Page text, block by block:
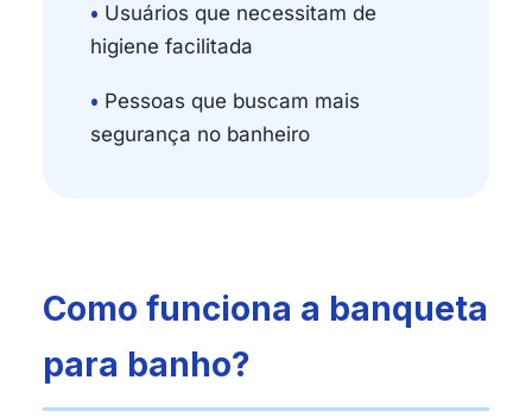
• Usuários que necessitam de
higiene facilitada
• Pessoas que buscam mais
segurança no banheiro
Como funciona a banqueta
para banho?